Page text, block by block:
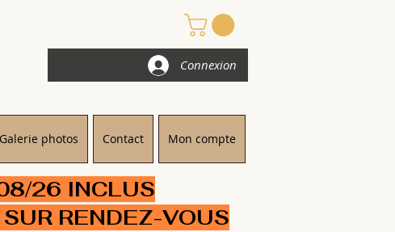
Connexion
Galerie photos Contact Mon compte
26 INCLUS
RENDEZ-VOUS